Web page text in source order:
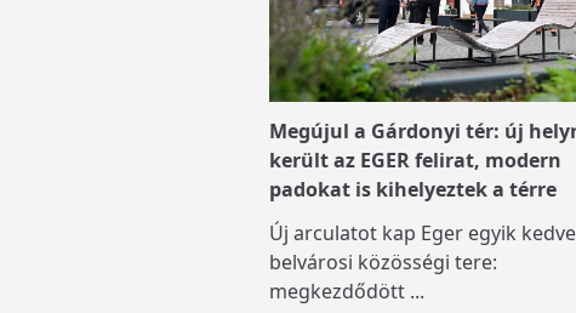
Megújul a Gárdonyi tér: új
került az EGER felirat, modern
padokat is kihelyeztek a térre
Új arculatot kap Eger egyik
belvárosi közösségi tere:
megkezdődött ...